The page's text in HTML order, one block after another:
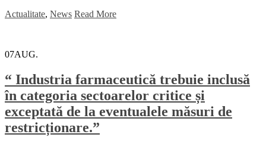
Actualitate, News Read More
07AUG.
“ Industria farmaceutică trebuie inclusă
în categoria sectoarelor critice și
exceptată de la eventualele măsuri de
restricționare.”